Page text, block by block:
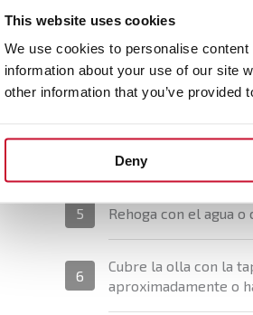
This website uses cookies
We use cookies to personalise
information about your use of our site
other information that you’ve
Deny
del fuego los trozos
3
Incorpora las
de vez en cuando,
Agrega el vino de
alcochol.
5 Rehoga con el agua
6
Cubre la olla con la
aproximadamente o